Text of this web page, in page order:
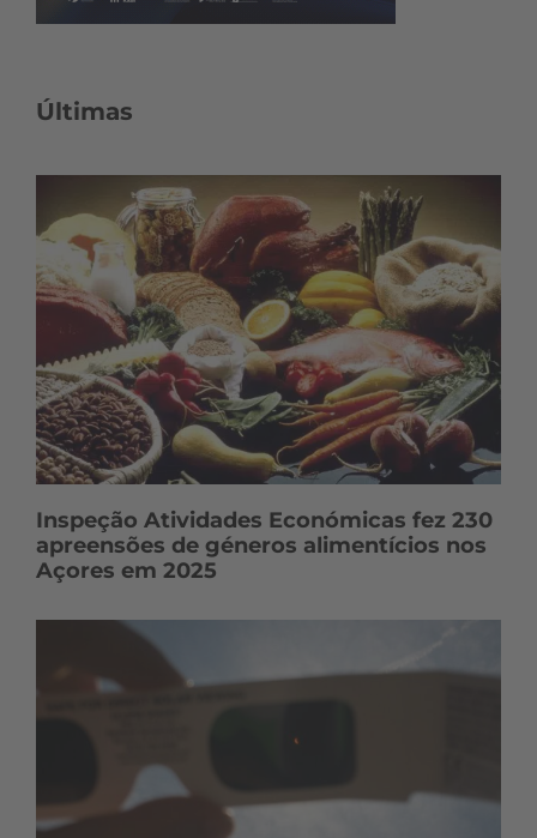
Últimas
Inspeção Atividades Económicas fez 230
apreensões de géneros alimentícios nos
Açores em 2025